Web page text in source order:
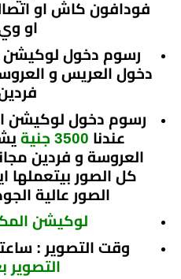
فودافون كاش او
او
رسوم دخول لوكيشن
دخول العريس و
رسوم دخول لوكيشن
عندنا 3500 جنية
العروسة و فردين
كل الصور بيتعملها
الصور عالية
لوكيشن
وقت التصوير :
التصوير